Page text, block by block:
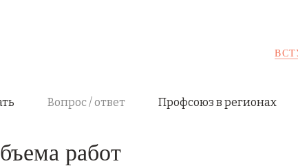
Вопрос / ответ Профсоюз в регионах
работ